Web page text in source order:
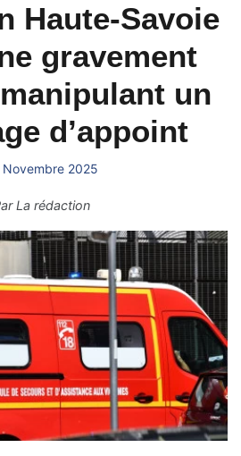
Haute-Savoie
gravement
un
d’appoint
Novembre 2025
La rédaction